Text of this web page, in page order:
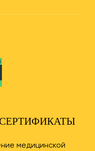
медицинской